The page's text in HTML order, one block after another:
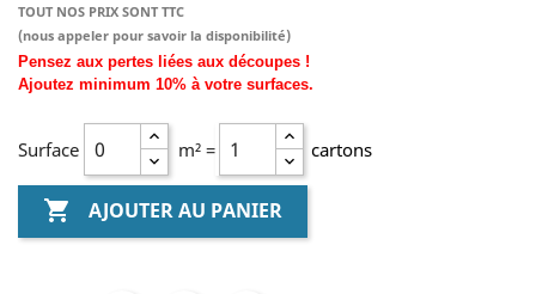
TOUT NOS PRIX SONT TTC
(nous appeler pour savoir la disponibilité)
Pensez aux pertes liées aux découpes !
Ajoutez minimum 10% à votre surfaces.
Surface m² = cartons
 AJOUTER AU PANIER